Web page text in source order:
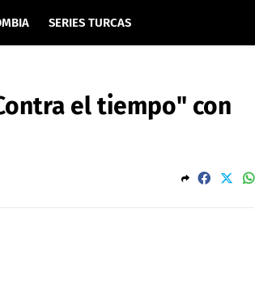
SERIES TURCAS
el tiempo" con